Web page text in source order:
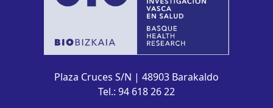
Plaza Cruces S/N | 48903 Barakaldo
Tel.: 94 618 26 22